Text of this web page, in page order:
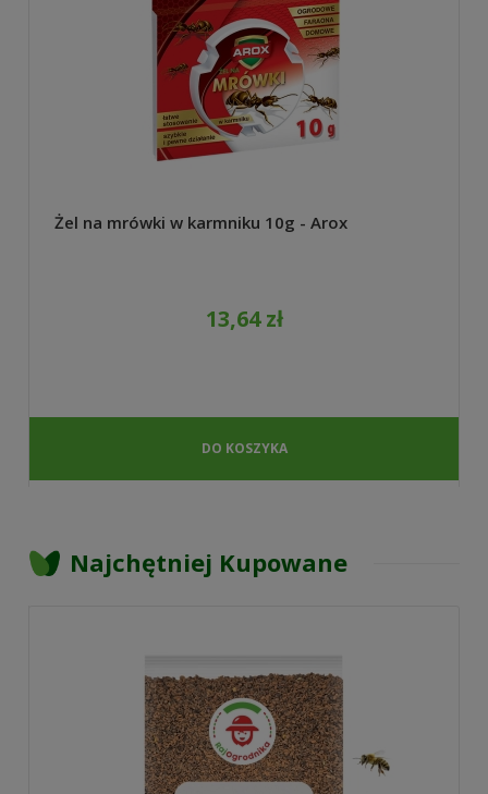
Żel na mrówki w karmniku 10g - Arox
13,64 zł
DO KOSZYKA
Najchętniej Kupowane